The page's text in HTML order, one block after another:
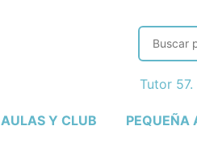
AULAS Y CLUB PEQUEÑA
Tutor